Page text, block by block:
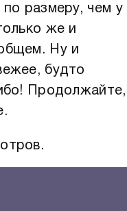
размеру, чем у
же и
Ну и
будто
Продолжайте,